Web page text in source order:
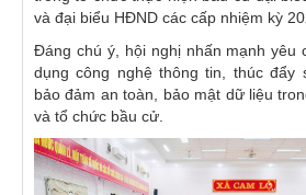
và đại biểu HĐND các cấp nhiệm kỳ
Đáng chú ý, hội nghị nhấn mạnh yêu
dụng công nghệ thông tin, thúc đẩy
bảo đảm an toàn, bảo mật dữ liệu
và tổ chức bầu cử.